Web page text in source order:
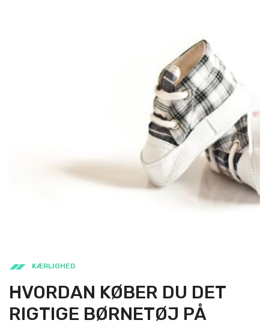
KÆRLIGHED
HVORDAN KØBER DU DET
RIGTIGE BØRNETØJ PÅ